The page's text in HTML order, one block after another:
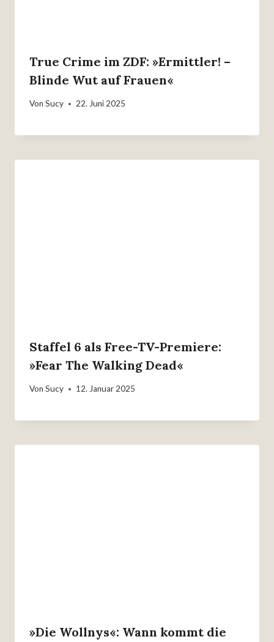
True Crime im ZDF: »Ermittler! –
Blinde Wut auf Frauen«
Von Sucy 22. Juni 2025
Staffel 6 als Free-TV-Premiere:
»Fear The Walking Dead«
Von Sucy 12. Januar 2025
»Die Wollnys«: Wann kommt die